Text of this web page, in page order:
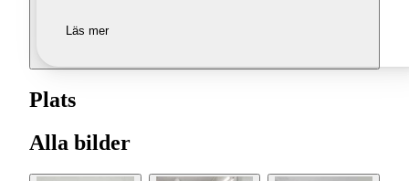
Läs mer
Plats
Alla bilder